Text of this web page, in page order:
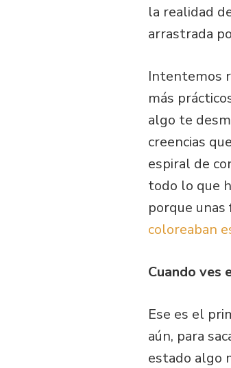
la realidad
arrastrada
Intentemos
más
algo te
creencias
espiral de
todo lo que
porque unas
coloreaban
Cuando ves
Ese es el
aún, para
estado algo